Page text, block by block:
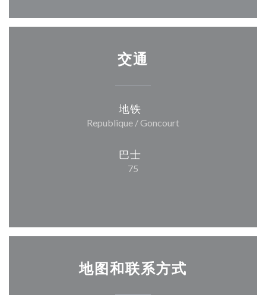
交通
地铁
Republique / Goncourt
巴士
75
地图和联系方式